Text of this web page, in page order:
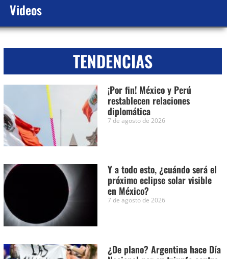
Videos
TENDENCIAS
¡Por fin! México y Perú
restablecen relaciones
diplomática
7 de agosto de 2026
Y a todo esto, ¿cuándo será el
próximo eclipse solar visible
en México?
7 de agosto de 2026
¿De plano? Argentina hace Día